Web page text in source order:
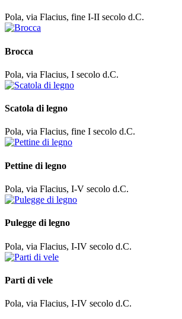
Pola, via Flacius, fine I-II secolo d.C.
Brocca
Pola, via Flacius, I secolo d.C.
Scatola di legno
Pola, via Flacius, fine I secolo d.C.
Pettine di legno
Pola, via Flacius, I-V secolo d.C.
Pulegge di legno
Pola, via Flacius, I-IV secolo d.C.
Parti di vele
Pola, via Flacius, I-IV secolo d.C.